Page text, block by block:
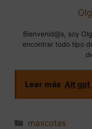
Bienvenid@s, soy
encontrar todo tipo
Leer más Alt gpt
Categorías
mascotas